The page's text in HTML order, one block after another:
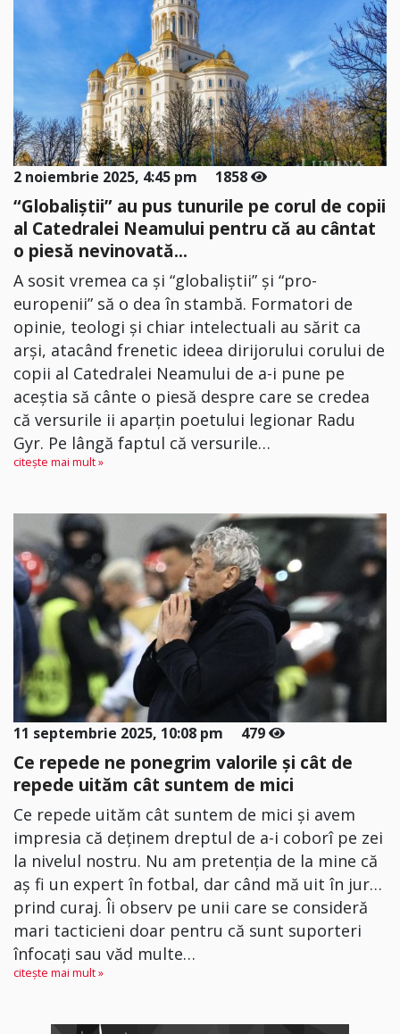
2 noiembrie 2025, 4:45 pm 1858
“Globaliștii” au pus tunurile pe corul de copii
al Catedralei Neamului pentru că au cântat
o piesă nevinovată...
A sosit vremea ca și “globaliștii” și “pro-
europenii” să o dea în stambă. Formatori de
opinie, teologi și chiar intelectuali au sărit ca
arși, atacând frenetic ideea dirijorului corului de
copii al Catedralei Neamului de a-i pune pe
aceștia să cânte o piesă despre care se credea
că versurile ii aparțin poetului legionar Radu
Gyr. Pe lângă faptul că versurile…
citește mai mult »
11 septembrie 2025, 10:08 pm 479
Ce repede ne ponegrim valorile și cât de
repede uităm cât suntem de mici
Ce repede uităm cât suntem de mici și avem
impresia că deținem dreptul de a-i coborî pe zei
la nivelul nostru. Nu am pretenția de la mine că
aș fi un expert în fotbal, dar când mă uit în jur…
prind curaj. Îi observ pe unii care se consideră
mari tacticieni doar pentru că sunt suporteri
înfocați sau văd multe…
citește mai mult »